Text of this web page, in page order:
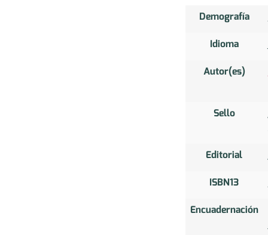
Demografía
Idioma
Autor(es)
Sello
Editorial
ISBN13
Encuadernación